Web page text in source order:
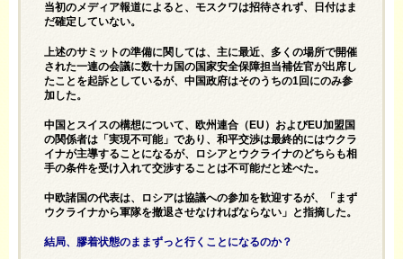
当初のメディア報道によると、モスクワは招待されず、日付はま
だ確定していない。
上述のサミットの準備に関しては、主に最近、多くの場所で開催
された一連の会議に数十カ国の国家安全保障担当補佐官が出席し
たことを起訴としているが、中国政府はそのうちの1回にのみ参
加した。
中国とスイスの構想について、欧州連合（EU）およびEU加盟国
の関係者は「実現不可能」であり、和平交渉は最終的にはウクラ
イナが主導することになるが、ロシアとウクライナのどちらも相
手の条件を受け入れて交渉することは不可能だと述べた。
中欧諸国の代表は、ロシアは協議への参加を歓迎するが、「まず
ウクライナから軍隊を撤退させなければならない」と指摘した。
結局、膠着状態のままずっと行くことになるのか？